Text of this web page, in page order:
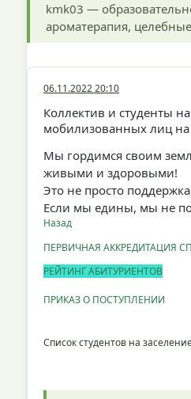
kmk03 —
ароматерапия,
06.11.2022 20:10
Коллектив и студенты
мобилизованных лиц
Мы гордимся своим
живыми и здоровыми!
Это не просто
Если мы едины, мы не
Назад
ПЕРВИЧНАЯ АККРЕДИТАЦИЯ
РЕЙТИНГ АБИТУРИЕНТОВ
ПРИКАЗ О ПОСТУПЛЕНИИ
Список студентов на